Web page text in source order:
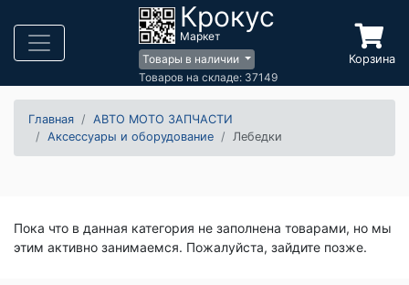
Крокус
Маркет
Товары в наличии
Товаров на складе: 37149
Корзина
Главная
АВТО МОТО ЗАПЧАСТИ
Аксессуары и оборудование
Лебедки
Пока что в данная категория не заполнена товарами, но мы
этим активно занимаемся. Пожалуйста, зайдите позже.